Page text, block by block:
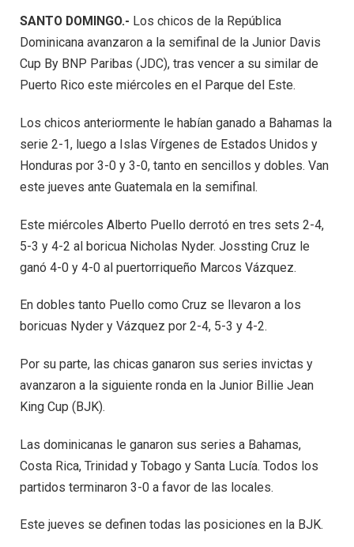
SANTO DOMINGO.- Los chicos de la República
Dominicana avanzaron a la semifinal de la Junior Davis
Cup By BNP Paribas (JDC), tras vencer a su similar de
Puerto Rico este miércoles en el Parque del Este.
Los chicos anteriormente le habían ganado a Bahamas la
serie 2-1, luego a Islas Vírgenes de Estados Unidos y
Honduras por 3-0 y 3-0, tanto en sencillos y dobles. Van
este jueves ante Guatemala en la semifinal.
Este miércoles Alberto Puello derrotó en tres sets 2-4,
5-3 y 4-2 al boricua Nicholas Nyder. Jossting Cruz le
ganó 4-0 y 4-0 al puertorriqueño Marcos Vázquez.
En dobles tanto Puello como Cruz se llevaron a los
boricuas Nyder y Vázquez por 2-4, 5-3 y 4-2.
Por su parte, las chicas ganaron sus series invictas y
avanzaron a la siguiente ronda en la Junior Billie Jean
King Cup (BJK).
Las dominicanas le ganaron sus series a Bahamas,
Costa Rica, Trinidad y Tobago y Santa Lucía. Todos los
partidos terminaron 3-0 a favor de las locales.
Este jueves se definen todas las posiciones en la BJK.